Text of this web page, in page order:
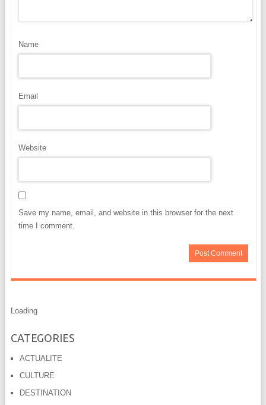
Name
Email
Website
Save my name, email, and website in this browser for the next
time I comment.
Loading
CATEGORIES
ACTUALITE
CULTURE
DESTINATION